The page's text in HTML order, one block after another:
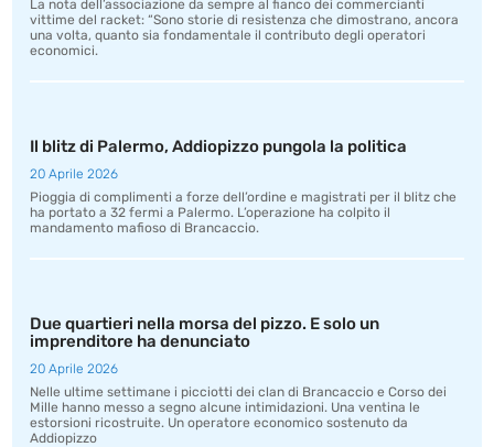
La nota dell’associazione da sempre al fianco dei commercianti
vittime del racket: “Sono storie di resistenza che dimostrano, ancora
una volta, quanto sia fondamentale il contributo degli operatori
economici.
Il blitz di Palermo, Addiopizzo pungola la politica
20 Aprile 2026
Pioggia di complimenti a forze dell’ordine e magistrati per il blitz che
ha portato a 32 fermi a Palermo. L’operazione ha colpito il
mandamento mafioso di Brancaccio.
Due quartieri nella morsa del pizzo. E solo un
imprenditore ha denunciato
20 Aprile 2026
Nelle ultime settimane i picciotti dei clan di Brancaccio e Corso dei
Mille hanno messo a segno alcune intimidazioni. Una ventina le
estorsioni ricostruite. Un operatore economico sostenuto da
Addiopizzo